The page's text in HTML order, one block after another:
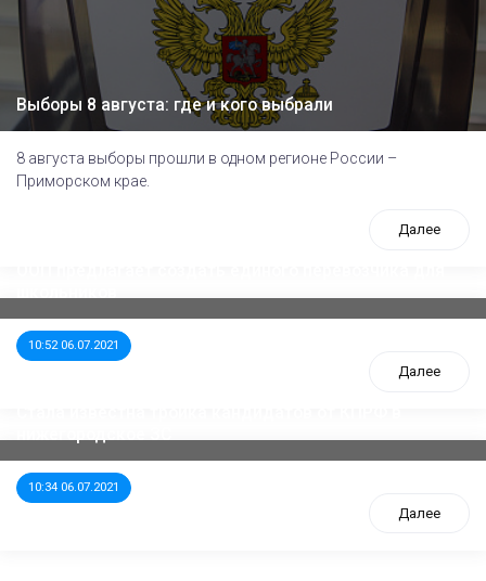
Выборы 8 августа: где и кого выбрали
8 августа выборы прошли в одном регионе России –
Приморском крае.
Далее
10:52 06.07.2021
Далее
10:34 06.07.2021
Далее